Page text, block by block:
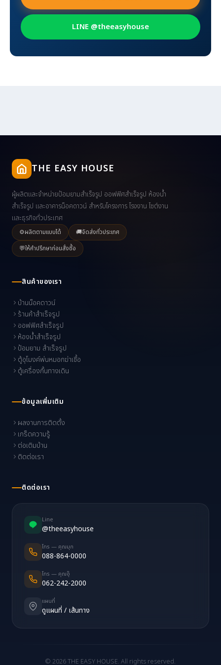
LINE @theeasyhouse
THE EASY HOUSE
ผู้ผลิตและจำหน่ายป้อมยามสำเร็จรูป ออฟฟิศสำเร็จรูป ห้องน้ำ
สำเร็จรูป และอาคารน็อคดาวน์ สำหรับโครงการ โรงงาน ไซต์งาน
และธุรกิจทั่วประเทศ
⚙️ผลิตตามแบบได้ 🚚จัดส่งทั่วประเทศ
💬ให้คำปรึกษาก่อนสั่งซื้อ
สินค้าของเรา
บ้านน็อคดาวน์
ร้านค้าสำเร็จรูป
ออฟฟิศสำเร็จรูป
ห้องน้ำสำเร็จรูป
ป้อมยาม สำเร็จรูป
ตู้อุโมงค์พ่นหมอกฆ่าเชื้อ
ตู้เครื่องกั้นทางเดิน
ข้อมูลเพิ่มเติม
ผลงานการติดตั้ง
เกร็ดความรู้
ต่อเติมบ้าน
ติดต่อเรา
ติดต่อเรา
Line
@theeasyhouse
โทร — คุณมุก
088-864-0000
โทร — คุณอุ๊
062-242-2000
แผนที่
ดูแผนที่ / เส้นทาง
© 2026 THE EASY HOUSE. All rights reserved.